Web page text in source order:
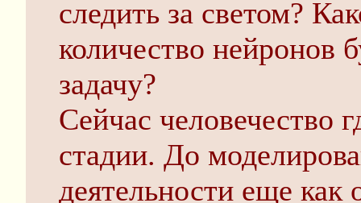
следить за светом?
количество нейронов
задачу?
Сейчас человечество
стадии. До
деятельности еще как